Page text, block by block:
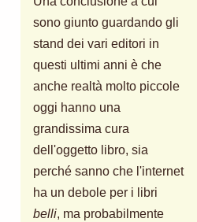
sono giunto guardando gli
stand dei vari editori in
questi ultimi anni è che
anche realtà molto piccole
oggi hanno una
grandissima cura
dell'oggetto libro, sia
perché sanno che l'internet
ha un debole per i libri
belli, ma probabilmente